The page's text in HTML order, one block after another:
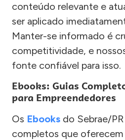
conteúdo relevante e
ser aplicado
Manter-se informado é
competitividade, e
fonte confiável para isso.
Ebooks: Guias
para Empreendedores
Os Ebooks do Sebrae/
completos que oferecem